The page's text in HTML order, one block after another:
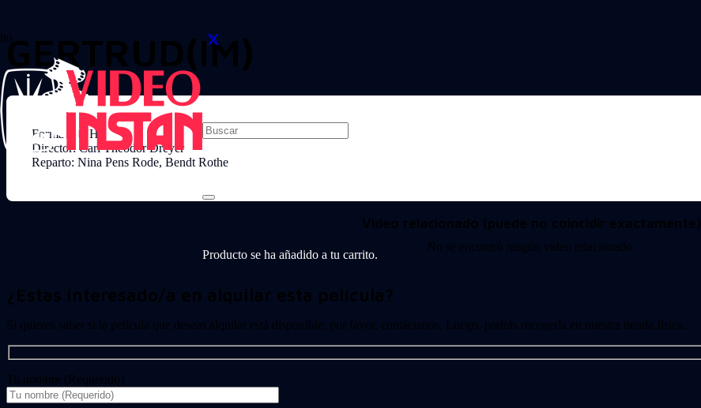
Producto se ha añadido a tu carrito.
GERTRUD(IM)
Formato: VHS
Director: Carl Theodor Dreyer
Reparto: Nina Pens Rode, Bendt Rothe
Video relacionado (puede no coincidir exactamente)
No se encontró ningún video relacionado.
¿Estas interesado/a en alquilar esta película?
Si quieres saber si la película que deseas alquilar está disponible, por favor, contáctanos. Luego, podrás recogerla en nuestra tienda física.
Tu nombre (Requerido)